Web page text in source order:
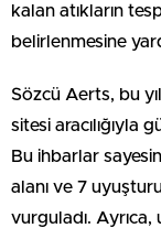
kalan atıkların
belirlenmesine
Sözcü Aerts, bu
sitesi aracılığıyla
Bu ihbarlar
alanı ve 7
vurguladı.